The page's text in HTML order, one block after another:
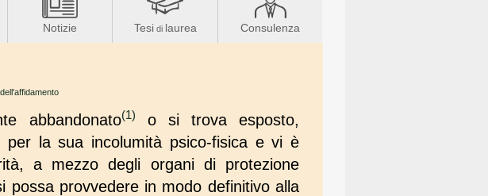
Notizie Tesidi laurea Consulenza
abbandonato(1)
o si trova esposto,
per la sua incolumità psico-fisica e vi è
a mezzo degli organi di protezione
possa provvedere in modo definitivo alla